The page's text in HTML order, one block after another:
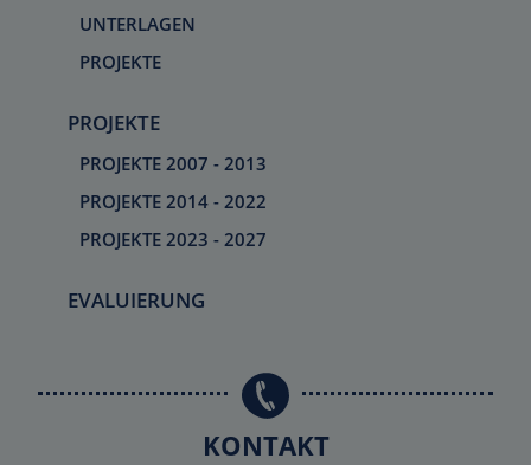
UNTERLAGEN
PROJEKTE
PROJEKTE
PROJEKTE 2007 - 2013
PROJEKTE 2014 - 2022
PROJEKTE 2023 - 2027
EVALUIERUNG
KONTAKT